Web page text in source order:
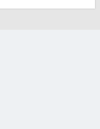
sở. Do tính chất bằng